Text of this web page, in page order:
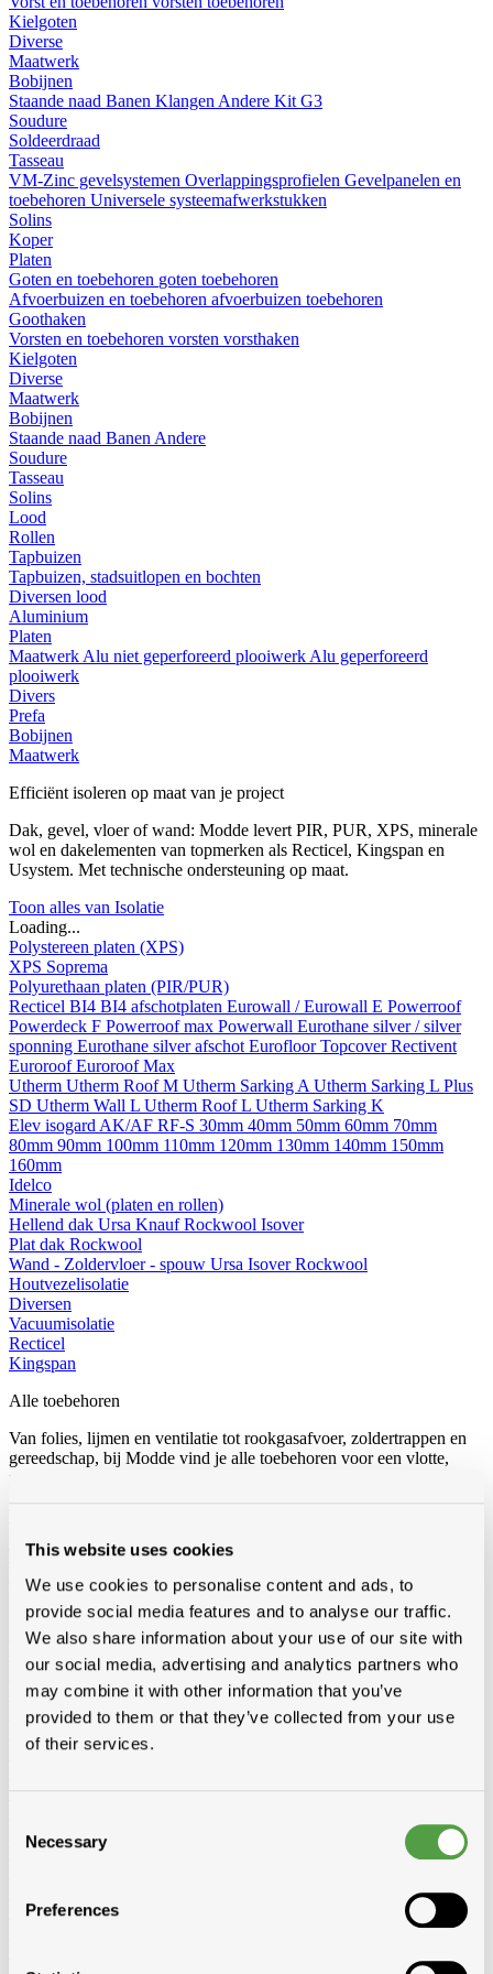
This website uses cookies
We use cookies to personalise content and ads, to
provide social media features and to analyse our traffic.
We also share information about your use of our site with
our social media, advertising and analytics partners who
may combine it with other information that you’ve
provided to them or that they’ve collected from your use
of their services.
Selection
Necessary
Preferences
Kielgoten
Diverse
Maatwerk
Bobijnen
Staande naad Banen Klangen Andere Kit G3
Soudure
Soldeerdraad
Tasseau
VM-Zinc gevelsystemen Overlappingsprofielen Gevelpanelen en
toebehoren Universele systeemafwerkstukken
Solins
Koper
Platen
Goten en toebehoren goten toebehoren
Afvoerbuizen en toebehoren afvoerbuizen toebehoren
Goothaken
Vorsten en toebehoren vorsten vorsthaken
Kielgoten
Diverse
Maatwerk
Bobijnen
Staande naad Banen Andere
Soudure
Tasseau
Solins
Lood
Rollen
Tapbuizen
Tapbuizen, stadsuitlopen en bochten
Diversen lood
Aluminium
Platen
Maatwerk Alu niet geperforeerd plooiwerk Alu geperforeerd
plooiwerk
Divers
Prefa
Bobijnen
Maatwerk
Efficiënt isoleren op maat van je project
Dak, gevel, vloer of wand: Modde levert PIR, PUR, XPS, minerale
wol en dakelementen van topmerken als Recticel, Kingspan en
Usystem. Met technische ondersteuning op maat.
Toon alles van Isolatie
Loading...
Polystereen platen (XPS)
XPS Soprema
Polyurethaan platen (PIR/PUR)
Recticel BI4 BI4 afschotplaten Eurowall / Eurowall E Powerroof
Powerdeck F Powerroof max Powerwall Eurothane silver / silver
sponning Eurothane silver afschot EurofloorTopcoverRectivent
EuroroofEuroroof Max
Utherm Utherm Roof M Utherm Sarking A Utherm Sarking L Plus
SD Utherm Wall L Utherm Roof L Utherm Sarking K
Elev isogard AK/AF RF-S 30mm 40mm 50mm 60mm 70mm
80mm 90mm 100mm 110mm 120mm 130mm 140mm 150mm
160mm
Idelco
Minerale wol (platen en rollen)
Hellend dak Ursa KnaufRockwool Isover
Plat dak Rockwool
Wand - Zoldervloer - spouw Ursa IsoverRockwool
Houtvezelisolatie
Diversen
Vacuumisolatie
Recticel
Kingspan
Alle toebehoren
Van folies, lijmen en ventilatie tot rookgasafvoer, zoldertrappen en
gereedschap, bij Modde vind je alle toebehoren voor een vlotte,
professionele afwerking.
Toebehoren voor dak en gevel
Loodvervanger Wakaflex Koraflex Alu loodflex
plusEPDM loodvervanger zelfklevendConnectalu classic
OndernokkenRollenDiversen
Dakranden AluPolyester
Dakverven, sprays en dakbeschermingAlgimous
RoofcoatSpraypaint
Liquiden en lijmen voor platte dakenImperbel liquiden en lijmen
Ikopro liquiden en lijmenSoudal daklijmenSoprema liquiden en
lijmen
HoeklattenImperbel
Siliconen, kitten, tapes, schuimenSiliconen, kitten, lijmenBanden-
Waterdichting
Goten kunststof, regenwaterafvoer
PE buizen en
MultiventNicoll
Eternit (ontluchting uni)